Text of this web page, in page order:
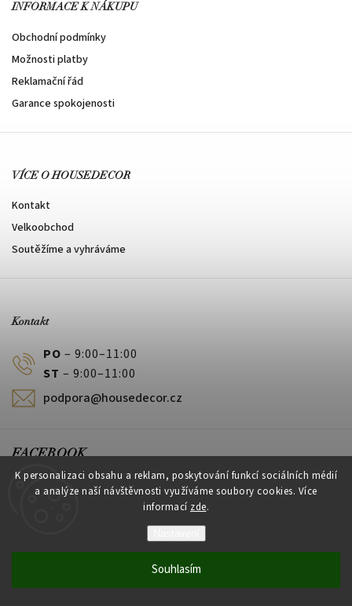
K personalizaci obsahu a reklam, poskytování funkcí sociálních médií
a analýze naší návštěvnosti využíváme soubory cookies. Více
informací zde.
Souhlasím
INFORMACE K NÁKUPU
Obchodní podmínky
Možnosti platby
Reklamační řád
Garance spokojenosti
VÍCE O HOUSEDECOR
Kontakt
Velkoobchod
Soutěžíme a vyhráváme
Kontakt
PO – 9:00–11:00
ST – 9:00–11:00
podpora@housedecor.cz
FACEBOOK